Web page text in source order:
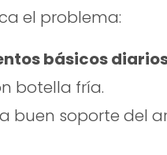
el problema:
básicos
botella fría.
buen soporte del